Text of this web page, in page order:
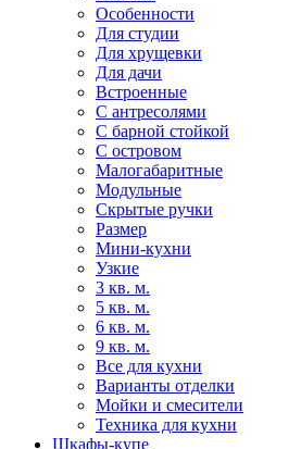
Особенности
Для студии
Для хрущевки
Для дачи
Встроенные
С антресолями
С барной стойкой
С островом
Малогабаритные
Модульные
Скрытые ручки
Размер
Мини-кухни
Узкие
3 кв. м.
5 кв. м.
6 кв. м.
9 кв. м.
Все для кухни
Варианты отделки
Мойки и смесители
Техника для кухни
Шкафы-купе